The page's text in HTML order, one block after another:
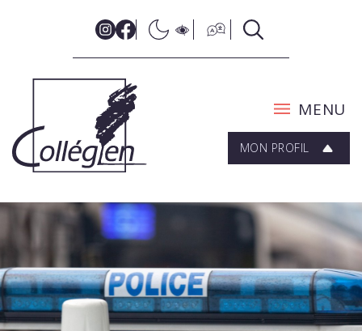
MENU
MON PROFIL